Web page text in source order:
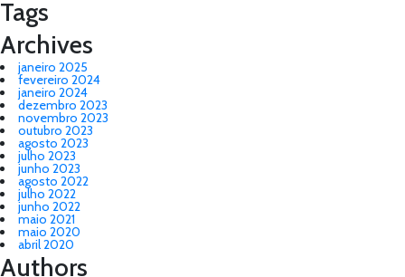
Tags
Archives
janeiro 2025
fevereiro 2024
janeiro 2024
dezembro 2023
novembro 2023
outubro 2023
agosto 2023
julho 2023
junho 2023
agosto 2022
julho 2022
junho 2022
maio 2021
maio 2020
abril 2020
Authors